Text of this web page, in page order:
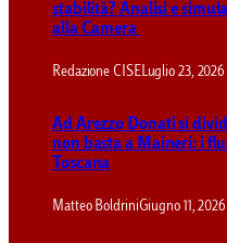
stabilità? Analisi e
alla Camera
Redazione CISELuglio 23, 2026
Ad Arezzo Donati si
non basta a Maineri: i
Toscana
Matteo BoldriniGiugno 11, 2026